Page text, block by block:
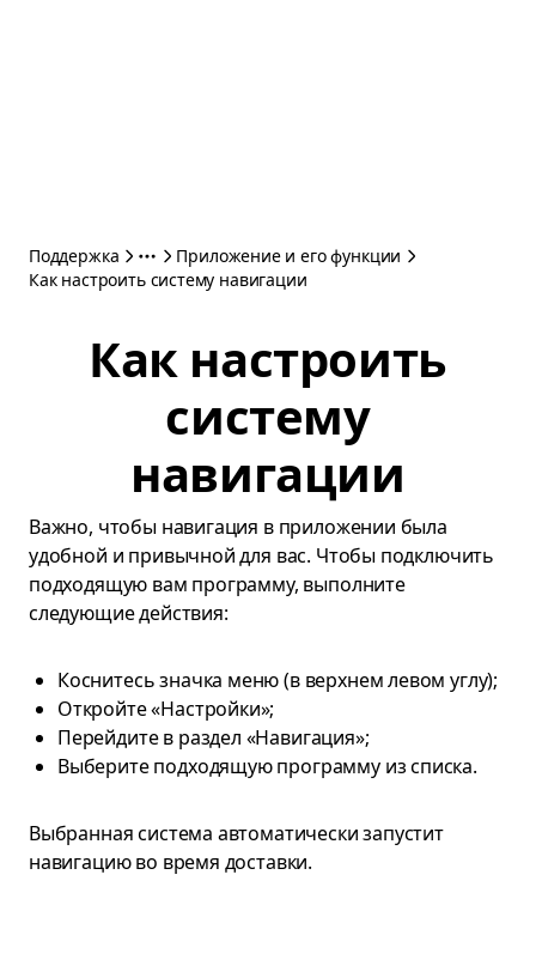
Поддержка
Приложение и его функции
Как настроить систему навигации
Как настроить
систему
навигации
Важно, чтобы навигация в приложении была
удобной и привычной для вас. Чтобы подключить
подходящую вам программу, выполните
следующие действия:
Коснитесь значка меню (в верхнем левом углу);
Откройте «Настройки»;
Перейдите в раздел «Навигация»;
Выберите подходящую программу из списка.
Выбранная система автоматически запустит
навигацию во время доставки.